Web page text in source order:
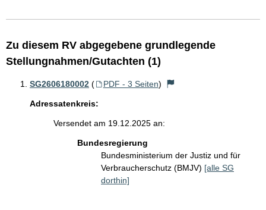
Zu diesem RV abgegebene grundlegende
Stellungnahmen/Gutachten (1)
SG2606180002 ( PDF - 3 Seiten)
Adressatenkreis:
Versendet am 19.12.2025 an:
Bundesregierung
Bundesministerium der Justiz und für
Verbraucherschutz (BMJV) [alle SG
dorthin]